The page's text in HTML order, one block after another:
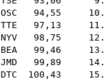
OSC 94,55
TTE 97,13
NYV 98,75
BEA 99,46
JMD 99,89
DTC 100,43